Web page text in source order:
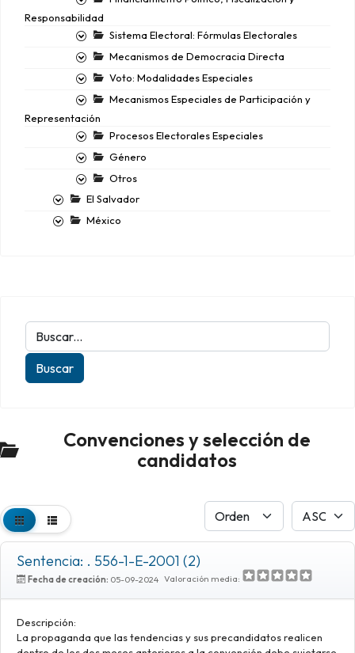
Responsabilidad
Sistema Electoral: Fórmulas Electorales
Mecanismos de Democracia Directa
Voto: Modalidades Especiales
Mecanismos Especiales de Participación y
Representación
Procesos Electorales Especiales
Género
Otros
El Salvador
México
Convenciones y selección de
candidatos
Sentencia: . 556-1-E-2001 (2)
Fecha de creación: 05-09-2024 Valoración media:
Descripción:
La propaganda que las tendencias y sus precandidatos realicen